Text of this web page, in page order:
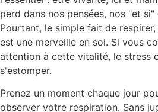
perd dans nos pensées, nos "et
Pourtant, le simple fait de
est une merveille en soi. Si vous
attention à cette vitalité, le stress
s'estomper.
Prenez un moment chaque jour
observer votre respiration. Sans